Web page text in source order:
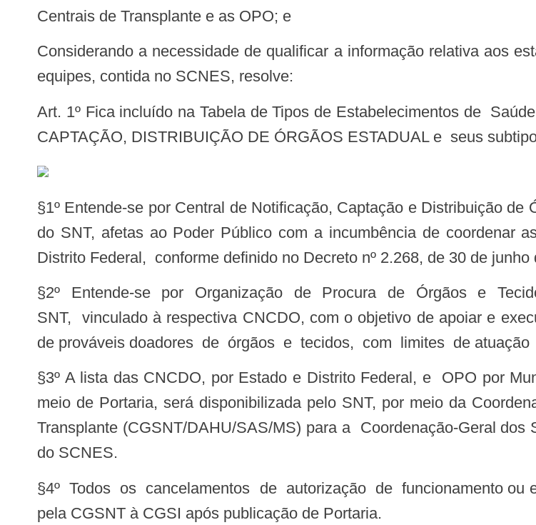
Centrais de Transplante e as OPO; e
Considerando a necessidade de qualificar a informação relativa aos estabelecimentos de saúde participantes do SNT e suas
equipes, contida no SCNES, resolve:
Art. 1º Fica incluído na Tabela de Tipos de Estabelecimentos de Saúde do SCNES o Tipo 82 CENTRAL DE NOTIFICAÇÃO,
CAPTAÇÃO, DISTRIBUIÇÃO DE ÓRGÃOS ESTADUAL e seus
§1º Entende-se por Central de Notificação, Captação e Distribuição de Órgãos (CNCDO) as unidades executivas das atividades
do SNT, afetas ao Poder Público com a incumbência de coordenar
Distrito Federal, conforme definido no Decreto nº 2.268, de 30 de junho
§2º Entende-se por Organização de Procura de Órgãos e Tecidos (OPO) o organismo supra hospitalar autorizado pelo
SNT, vinculado à respectiva CNCDO, com o objetivo de apoiar e
de prováveis doadores de órgãos e tecidos, com limites de atuação
§3º A lista das CNCDO, por Estado e Distrito Federal, e OPO por Município/UF, cujos funcionamentos foram autorizados por
meio de Portaria, será disponibilizada pelo SNT, por meio
Transplante (CGSNT/DAHU/SAS/MS) para a Coordenação-Geral
do SCNES.
§4º Todos os cancelamentos de autorização de funcionamento ou extinção de CNCDO e OPO serão, também, informados
pela CGSNT à CGSI após publicação de Portaria.